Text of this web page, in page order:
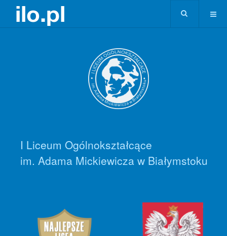
I Liceum Ogólnokształcące
im. Adama Mickiewicza w Białymstoku